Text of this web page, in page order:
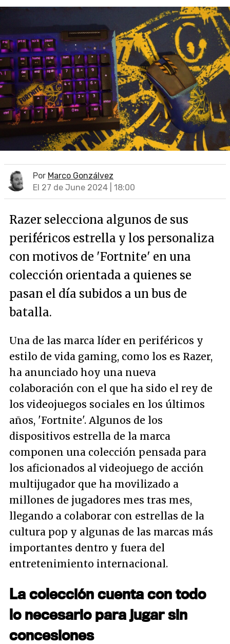
Por Marco Gonzálvez
El 27 de June 2024 | 18:00
Razer selecciona algunos de sus
periféricos estrella y los personaliza
con motivos de 'Fortnite' en una
colección orientada a quienes se
pasan el día subidos a un bus de
batalla.
Una de las marca líder en periféricos y
estilo de vida gaming, como los es Razer,
ha anunciado hoy una nueva
colaboración con el que ha sido el rey de
los videojuegos sociales en los últimos
años, 'Fortnite'. Algunos de los
dispositivos estrella de la marca
componen una colección pensada para
los aficionados al videojuego de acción
multijugador que ha movilizado a
millones de jugadores mes tras mes,
llegando a colaborar con estrellas de la
cultura pop y algunas de las marcas más
importantes dentro y fuera del
entretenimiento internacional.
La colección cuenta con todo
lo necesario para jugar sin
concesiones